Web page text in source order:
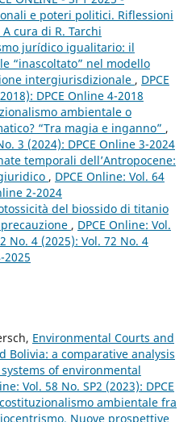
e poteri politici. Riflessioni
cura di R. Tarchi
jurídico igualitario: il
“inascoltato” nel modello
intergiurisdizionale , DPCE
DPCE Online 4-2018
ambientale o
“Tra magia e inganno” ,
3 (2024): DPCE Online 3-2024
temporali dell’Antropocene:
, DPCE Online: Vol. 64
2-2024
del biossido di titanio
, DPCE Online: Vol.
No. 4 (2025): Vol. 72 No. 4
2025
Environmental Courts and
Bolivia: a comparative analysis
of environmental
Vol. 58 No. SP2 (2023): DPCE
ambientale fra
Nuove prospettive